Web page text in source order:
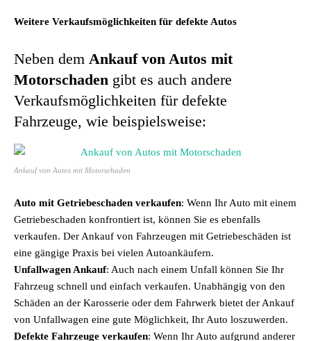
Weitere Verkaufsmöglichkeiten für defekte Autos
Neben dem Ankauf von Autos mit
Motorschaden gibt es auch andere
Verkaufsmöglichkeiten für defekte
Fahrzeuge, wie beispielsweise:
Ankauf von Autos mit Motorschaden
Auto mit Getriebeschaden verkaufen: Wenn Ihr Auto mit einem
Getriebeschaden konfrontiert ist, können Sie es ebenfalls
verkaufen. Der Ankauf von Fahrzeugen mit Getriebeschäden ist
eine gängige Praxis bei vielen Autoankäufern.
Unfallwagen Ankauf: Auch nach einem Unfall können Sie Ihr
Fahrzeug schnell und einfach verkaufen. Unabhängig von den
Schäden an der Karosserie oder dem Fahrwerk bietet der Ankauf
von Unfallwagen eine gute Möglichkeit, Ihr Auto loszuwerden.
Defekte Fahrzeuge verkaufen: Wenn Ihr Auto aufgrund anderer